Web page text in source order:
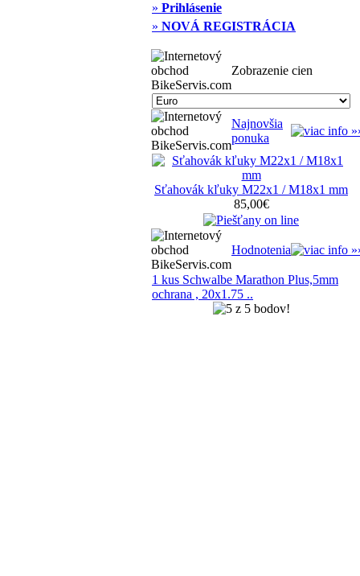
» Prihlásenie
» NOVÁ REGISTRÁCIA
Zobrazenie cien
Najnovšia
ponuka
Sťahovák kľuky M22x1 / M18x1 mm
85,00€
Hodnotenia
1 kus Schwalbe Marathon Plus,5mm
ochrana , 20x1.75 ..